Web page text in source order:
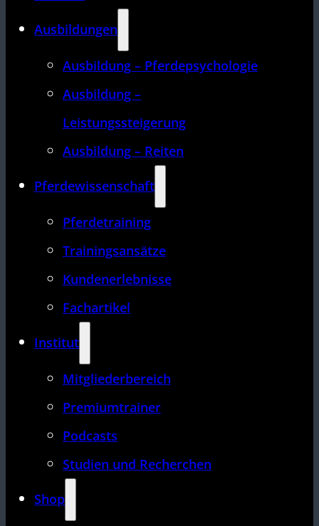
Ausbildungen
Ausbildung – Pferdepsychologie
Ausbildung –
Leistungssteigerung
Ausbildung – Reiten
Pferdewissenschaft
Pferdetraining
Trainingsansätze
Kundenerlebnisse
Fachartikel
Institut
Mitgliederbereich
Premiumtrainer
Podcasts
Studien und Recherchen
Shop